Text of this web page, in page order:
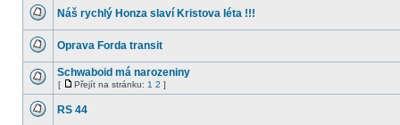
příspěvky
příspěvky
Náš rychlý Honza slaví Kristova léta !!!
nové
příspěvky
Oprava Forda transit
Žádné
příspěvky
Schwaboid má narozeniny
[
Přejít
stránku
Přejít na stránku: 1 2 ]
RS 44